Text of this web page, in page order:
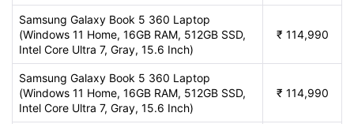
Samsung Galaxy Book 5 360 Laptop
(Windows 11 Home, 16GB RAM, 512GB SSD,
Intel Core Ultra 7, Gray, 15.6 Inch)
₹ 114,990
Samsung Galaxy Book 5 360 Laptop
(Windows 11 Home, 16GB RAM, 512GB SSD,
Intel Core Ultra 7, Gray, 15.6 Inch)
₹ 114,990